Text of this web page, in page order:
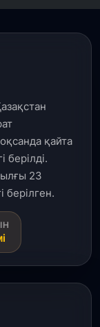
қайта
берілді.
23
берілген.